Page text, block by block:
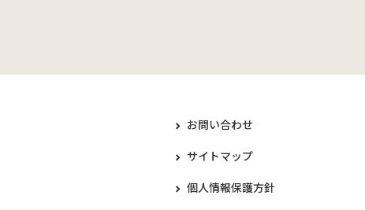
お問い合わせ
サイトマップ
個人情報保護方針